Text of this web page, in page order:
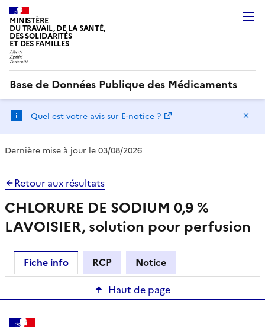
MINISTÈRE
DU TRAVAIL, DE LA SANTÉ,
DES SOLIDARITÉS
ET DES FAMILLES
Base de Données Publique des Médicaments
Quel est votre avis sur E-notice ?
Dernière mise à jour le 03/08/2026
Retour aux résultats
CHLORURE DE SODIUM 0,9 %
LAVOISIER, solution pour perfusion
Fiche info RCP
Notice
Haut de page